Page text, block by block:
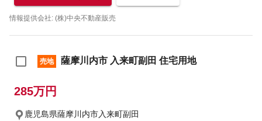
情報提供会社: (株)中央不動産販売
売地 薩摩川内市 入来町副田 住宅用地
285万円
鹿児島県薩摩川内市入来町副田